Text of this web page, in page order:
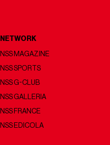
NETWORK
NSS MAGAZINE
NSS SPORTS
NSS G-CLUB
NSS GALLERIA
NSS FRANCE
NSS EDICOLA